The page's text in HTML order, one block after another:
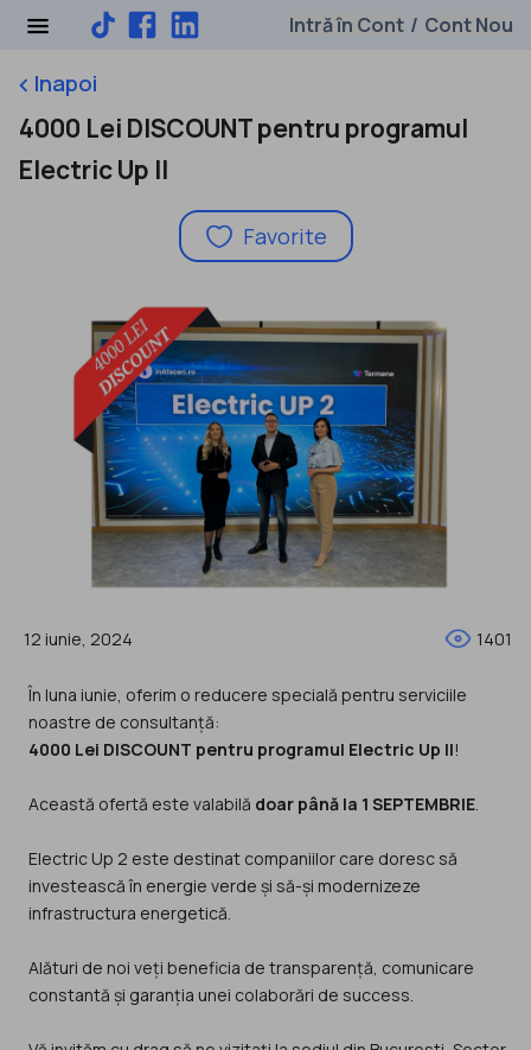
Intră în Cont / Cont Nou
keyboard_arrow_leftInapoi
4000 Lei DISCOUNT pentru programul
Electric Up II
Favorite
12 iunie, 2024 1401
În luna iunie, oferim o reducere specială pentru serviciile
noastre de consultanță:
4000 Lei DISCOUNT pentru programul Electric Up II!
Această ofertă este valabilă doar până la 1 SEPTEMBRIE.
Electric Up 2 este destinat companiilor care doresc să
investească în energie verde și să-și modernizeze
infrastructura energetică.
Alături de noi veți beneficia de transparență, comunicare
constantă și garanția unei colaborări de success.